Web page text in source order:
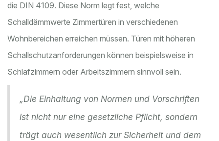
die DIN 4109. Diese Norm legt fest, welche
Schalldämmwerte Zimmertüren in verschiedenen
Wohnbereichen erreichen müssen. Türen mit höheren
Schallschutzanforderungen können beispielsweise in
Schlafzimmern oder Arbeitszimmern sinnvoll sein.
„Die Einhaltung von Normen und Vorschriften
ist nicht nur eine gesetzliche Pflicht, sondern
trägt auch wesentlich zur Sicherheit und dem